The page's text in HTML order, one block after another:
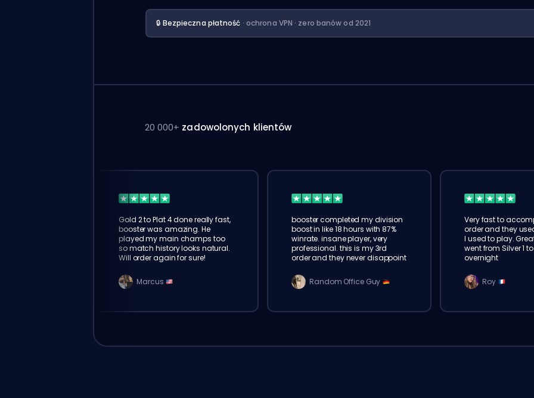
🔒 Bezpieczna płatność · ochrona VPN · zero banów od 2021
20 000+ zadowolonych klientów
Gold 2 to Plat 4 done really fast,
booster was amazing. He
played my main champs too
so match history looks natural.
Will order again for sure!
Marcus
booster completed my division
boost in like 18 hours with 87%
winrate. insane player, very
professional. this is my 3rd
order and they never disappoint
Random Office Guy
Very fast to
order and they
I used to play.
went from Silver 1
overnight
Roy